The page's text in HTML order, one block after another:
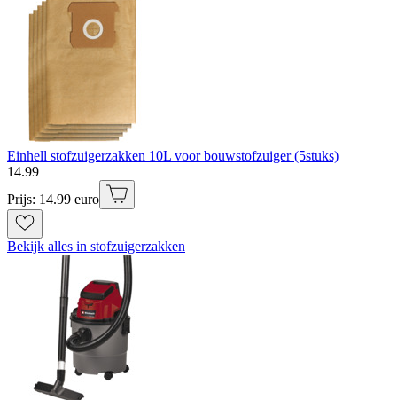
Einhell stofzuigerzakken 10L voor bouwstofzuiger (5stuks)
14.99
Prijs: 14.99 euro
Bekijk alles in stofzuigerzakken